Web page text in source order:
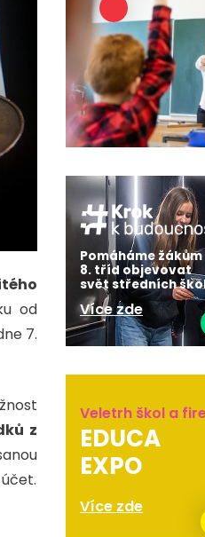
od
7.
z
Pomáháme žákům
8. tříd objevovat
svět středních
Více zde
Veletrh škol a
EDUCA
EXPO
Více zde